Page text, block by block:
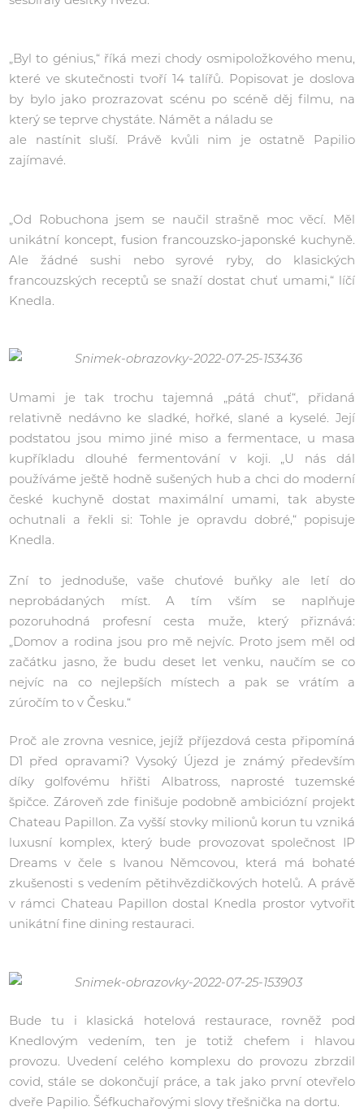
„Byl to génius,“ říká mezi chody osmipoložkového menu,
které ve skutečnosti tvoří 14 talířů. Popisovat je doslova
by bylo jako prozrazovat scénu po scéně děj filmu, na
který se teprve chystáte. Námět a náladu se
ale nastínit sluší. Právě kvůli nim je ostatně Papilio
zajímavé.
„Od Robuchona jsem se naučil strašně moc věcí. Měl
unikátní koncept, fusion francouzsko-japonské kuchyně.
Ale žádné sushi nebo syrové ryby, do klasických
francouzských receptů se snaží dostat chuť umami,“ líčí
Knedla.
Umami je tak trochu tajemná „pátá chuť“, přidaná
relativně nedávno ke sladké, hořké, slané a kyselé. Její
podstatou jsou mimo jiné miso a fermentace, u masa
kupříkladu dlouhé fermentování v koji. „U nás dál
používáme ještě hodně sušených hub a chci do moderní
české kuchyně dostat maximální umami, tak abyste
ochutnali a řekli si: Tohle je opravdu dobré,“ popisuje
Knedla.
Zní to jednoduše, vaše chuťové buňky ale letí do
neprobádaných míst. A tím vším se naplňuje
pozoruhodná profesní cesta muže, který přiznává:
„Domov a rodina jsou pro mě nejvíc. Proto jsem měl od
začátku jasno, že budu deset let venku, naučím se co
nejvíc na co nejlepších místech a pak se vrátím a
zúročím to v Česku.“
Proč ale zrovna vesnice, jejíž příjezdová cesta připomíná
D1 před opravami? Vysoký Újezd je známý především
díky golfovému hřišti Albatross, naprosté tuzemské
špičce. Zároveň zde finišuje podobně ambiciózní projekt
Chateau Papillon. Za vyšší stovky milionů korun tu vzniká
luxusní komplex, který bude provozovat společnost IP
Dreams v čele s Ivanou Němcovou, která má bohaté
zkušenosti s vedením pětihvězdičkových hotelů. A právě
v rámci Chateau Papillon dostal Knedla prostor vytvořit
unikátní fine dining restauraci.
Bude tu i klasická hotelová restaurace, rovněž pod
Knedlovým vedením, ten je totiž chefem i hlavou
provozu. Uvedení celého komplexu do provozu zbrzdil
covid, stále se dokončují práce, a tak jako první otevřelo
dveře Papilio. Šéfkuchařovými slovy třešnička na dortu.